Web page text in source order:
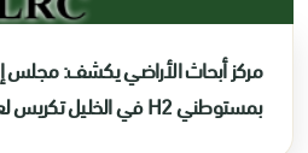
مركز أبحاث الأراضي يكشف: مجلس
بمستوطني H2 في الخليل تكريس لعنصرية الاحتلال